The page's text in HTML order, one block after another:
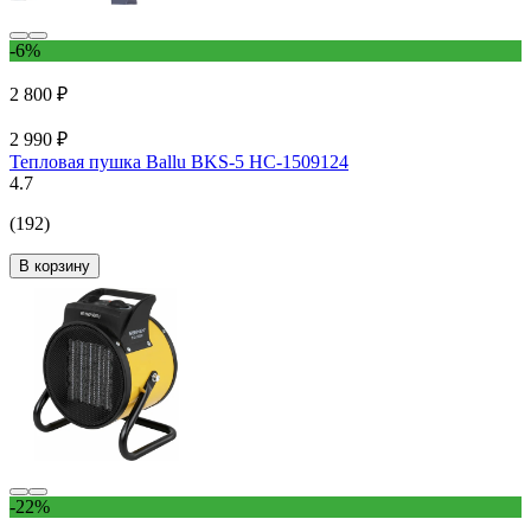
-6%
2 800 ₽
2 990 ₽
Тепловая пушка Ballu BKS-5 НС-1509124
4.7
(192)
В корзину
-22%